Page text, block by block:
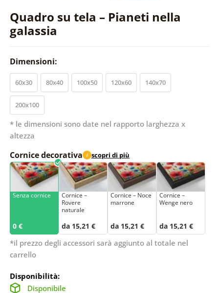
Quadro su tela – Pianeti nella
galassia
Dimensioni:
60x30 80x40 100x50 120x60 140x70
200x100
* le dimensioni sono date nel rapporto larghezza x
altezza
Cornice decorativa i scopri di più
Senza cornice
0 €
Cornice –
Rovere
naturale
da 15,21 €
Cornice – Noce
marrone
da 15,21 €
Cornice –
Wenge nero
da 15,21 €
*il prezzo degli accessori sarà aggiunto al totale nel
carrello
Disponibilità:
Disponibile